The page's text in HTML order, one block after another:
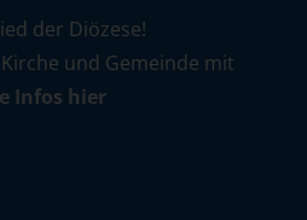
der Diözese!
und Gemeinde mit
Infos hier